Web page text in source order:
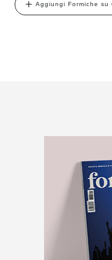
Aggiungi Formiche su